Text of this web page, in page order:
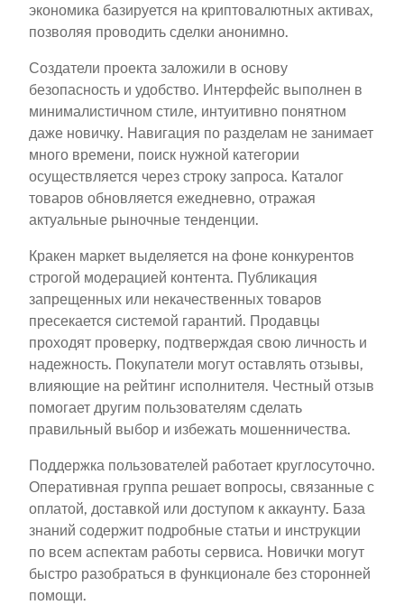
экономика базируется на криптовалютных активах,
позволяя проводить сделки анонимно.
Создатели проекта заложили в основу
безопасность и удобство. Интерфейс выполнен в
минималистичном стиле, интуитивно понятном
даже новичку. Навигация по разделам не занимает
много времени, поиск нужной категории
осуществляется через строку запроса. Каталог
товаров обновляется ежедневно, отражая
актуальные рыночные тенденции.
Кракен маркет выделяется на фоне конкурентов
строгой модерацией контента. Публикация
запрещенных или некачественных товаров
пресекается системой гарантий. Продавцы
проходят проверку, подтверждая свою личность и
надежность. Покупатели могут оставлять отзывы,
влияющие на рейтинг исполнителя. Честный отзыв
помогает другим пользователям сделать
правильный выбор и избежать мошенничества.
Поддержка пользователей работает круглосуточно.
Оперативная группа решает вопросы, связанные с
оплатой, доставкой или доступом к аккаунту. База
знаний содержит подробные статьи и инструкции
по всем аспектам работы сервиса. Новички могут
быстро разобраться в функционале без сторонней
помощи.